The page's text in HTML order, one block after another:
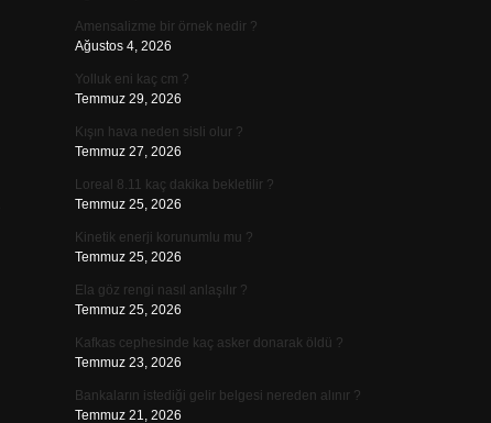
Amensalizme bir örnek nedir ?
Ağustos 4, 2026
Yolluk eni kaç cm ?
Temmuz 29, 2026
Kışın hava neden sisli olur ?
Temmuz 27, 2026
Loreal 8.11 kaç dakika bekletilir ?
Temmuz 25, 2026
Kinetik enerji korunumlu mu ?
Temmuz 25, 2026
Ela göz rengi nasıl anlaşılır ?
Temmuz 25, 2026
Kafkas cephesinde kaç asker donarak öldü ?
Temmuz 23, 2026
Bankaların istediği gelir belgesi nereden alınır ?
Temmuz 21, 2026